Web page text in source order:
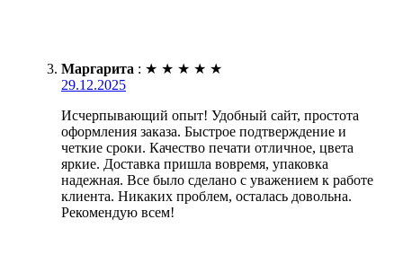
Маргарита : ★ ★ ★ ★ ★
29.12.2025
Исчерпывающий опыт! Удобный сайт, простота
оформления заказа. Быстрое подтверждение и
четкие сроки. Качество печати отличное, цвета
яркие. Доставка пришла вовремя, упаковка
надежная. Все было сделано с уважением к работе
клиента. Никаких проблем, осталась довольна.
Рекомендую всем!